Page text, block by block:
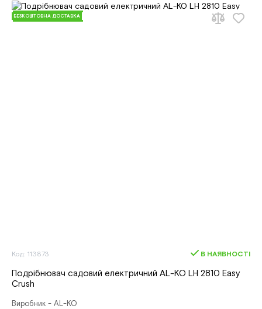
БЕЗКОШТОВНА ДОСТАВКА
Код: 113873 В НАЯВНОСТІ
Подрібнювач садовий електричний AL-KO LH 2810 Easy
Crush
Виробник - AL-KO